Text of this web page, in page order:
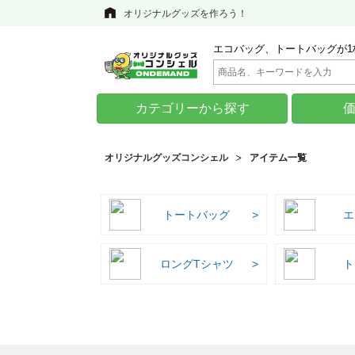
オリジナルグッズを作ろう！
エコバッグ、トートバッグが
カテゴリーから探す
オリジナルグッズコンシェル アイテム一覧
トートバッグ
ロングTシャツ